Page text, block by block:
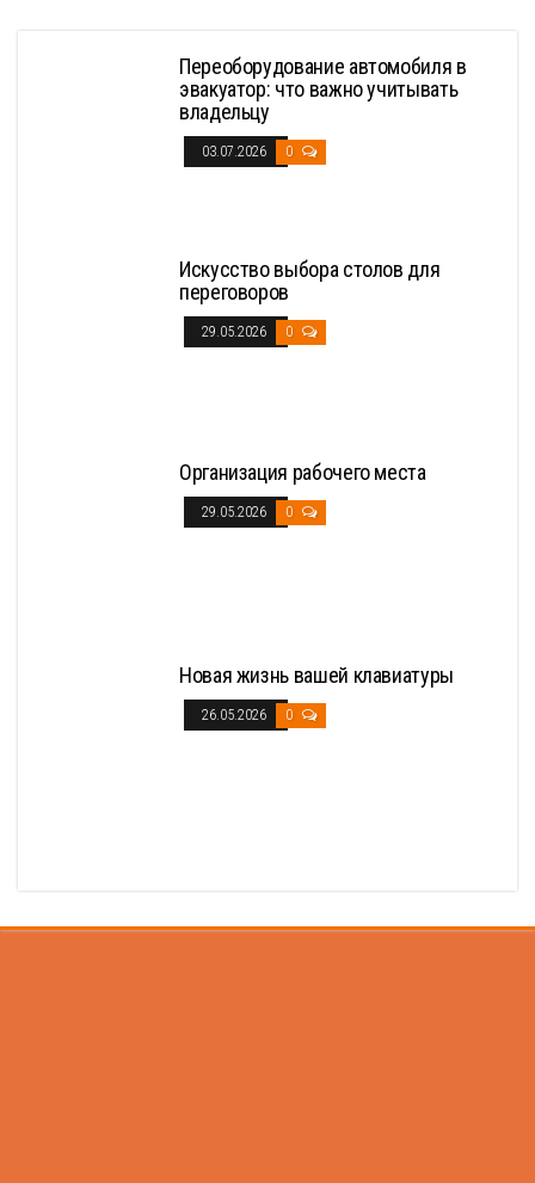
Переоборудование автомобиля в
эвакуатор: что важно учитывать
владельцу
03.07.2026 0
Искусство выбора столов для
переговоров
29.05.2026 0
Организация рабочего места
29.05.2026 0
Новая жизнь вашей клавиатуры
26.05.2026 0